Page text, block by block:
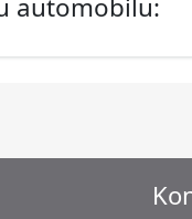
automobilu: